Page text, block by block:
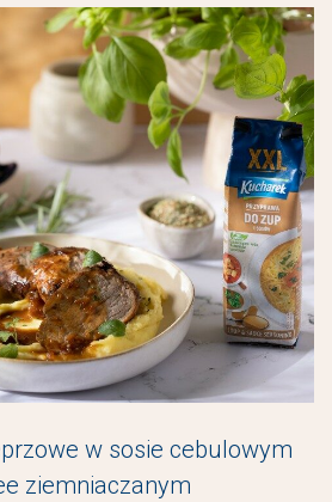
w sosie cebulowym
ziemniaczanym